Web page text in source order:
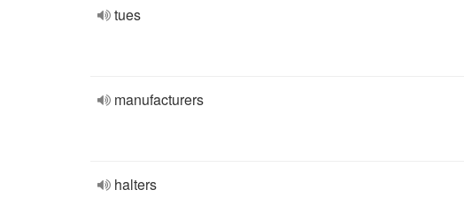
tues
manufacturers
halters